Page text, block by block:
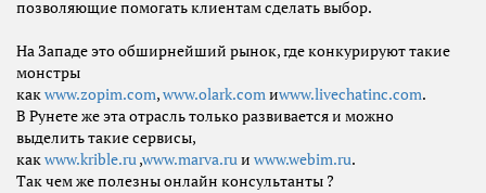
позволяющие помогать клиентам сделать выбор.
На Западе это обширнейший рынок, где конкурируют такие
монстры
какwww.zopim.com,www.olark.comиwww.livechatinc.com.
В Рунете же эта отрасль только развивается и можно
выделить такие сервисы,
какwww.krible.ru,www.marva.ruи www.webim.ru.
Так чем же полезны онлайн консультанты ?